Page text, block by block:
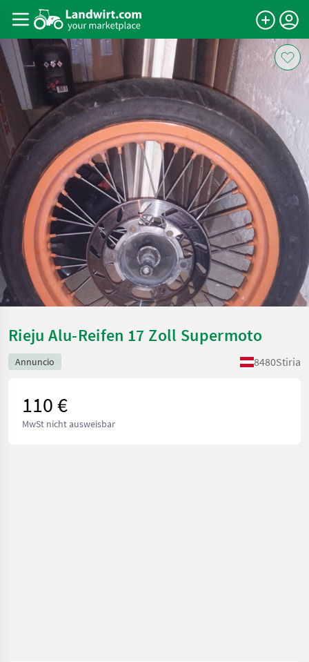
Rieju Alu-Reifen 17 Zoll Supermoto
Annuncio 8480Stiria
110 €
MwSt nicht ausweisbar